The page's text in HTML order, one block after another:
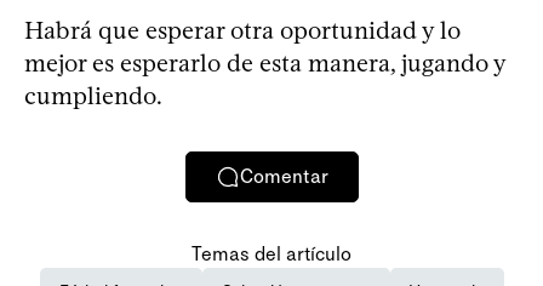
Habrá que esperar otra oportunidad y lo
mejor es esperarlo de esta manera, jugando y
cumpliendo.
Comentar
Temas del artículo